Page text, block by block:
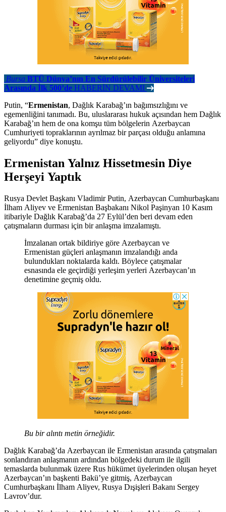
Bursa BTÜ Dünya’nın En Sürdürülebilir Üniversiteleri
Arasında İlk 500’de HABERİN DEVAMI
Putin, “Ermenistan, Dağlık Karabağ’ın bağımsızlığını ve
egemenliğini tanımadı. Bu, uluslararası hukuk açısından hem Dağlık
Karabağ’ın hem de ona komşu tüm bölgelerin Azerbaycan
Cumhuriyeti topraklarının ayrılmaz bir parçası olduğu anlamına
geliyordu” diye konuştu.
Ermenistan Yalnız Hissetmesin Diye
Herşeyi Yaptık
Rusya Devlet Başkanı Vladimir Putin, Azerbaycan Cumhurbaşkanı
İlham Aliyev ve Ermenistan Başbakanı Nikol Paşinyan 10 Kasım
itibariyle Dağlık Karabağ’da 27 Eylül’den beri devam eden
çatışmaların durması için bir anlaşma imzalamıştı.
İmzalanan ortak bildiriye göre Azerbaycan ve
Ermenistan güçleri anlaşmanın imzalandığı anda
bulundukları noktalarda kaldı. Böylece çatışmalar
esnasında ele geçirdiği yerleşim yerleri Azerbaycan’ın
denetimine geçmiş oldu.
Bu bir alıntı metin örneğidir.
Dağlık Karabağ’da Azerbaycan ile Ermenistan arasında çatışmaları
sonlandıran anlaşmanın ardından bölgedeki durum ile ilgili
temaslarda bulunmak üzere Rus hükümet üyelerinden oluşan heyet
Azerbaycan’ın başkenti Bakü’ye gitmiş, Azerbaycan
Cumhurbaşkanı İlham Aliyev, Rusya Dışişleri Bakanı Sergey
Lavrov’dur.